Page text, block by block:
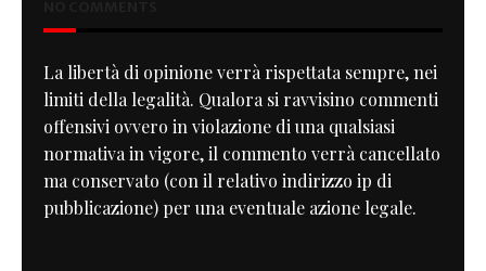
La libertà di opinione verrà rispettata sempre, nei
limiti della legalità. Qualora si ravvisino commenti
offensivi ovvero in violazione di una qualsiasi
normativa in vigore, il commento verrà cancellato
ma conservato (con il relativo indirizzo ip di
pubblicazione) per una eventuale azione legale.